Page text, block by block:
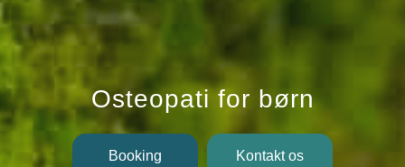
Osteopati for børn
Booking Kontakt os